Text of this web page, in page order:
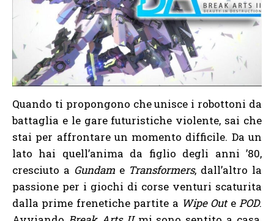
Quando ti propongono che unisce i robottoni da
battaglia e le gare futuristiche violente, sai che
stai per affrontare un momento difficile. Da un
lato hai quell’anima da figlio degli anni ’80,
cresciuto a Gundame Transformers, dall’altro la
passione per i giochi di corse venturi scaturita
dalla prime frenetiche partite a Wipe Oute POD.